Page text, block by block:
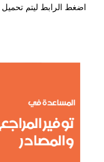
اضغط الرابط ليتم تحميل